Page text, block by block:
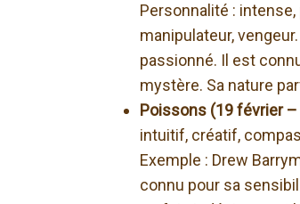
Personnalité :
manipulateur,
passionné. Il est
mystère. Sa nature
Poissons (19 février
intuitif, créatif,
Exemple : Drew
connu pour sa